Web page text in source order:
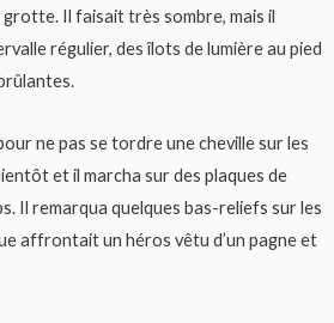
grotte. Il faisait très sombre, mais il
régulier, des îlots de lumière au pied
ne pas se tordre une cheville sur les
et il marcha sur des plaques de
Il remarqua quelques bas-reliefs sur les
affrontait un héros vêtu d’un pagne et